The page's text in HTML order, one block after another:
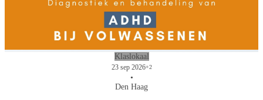
Klaslokaal
23 sep 2026+2
•
Den Haag